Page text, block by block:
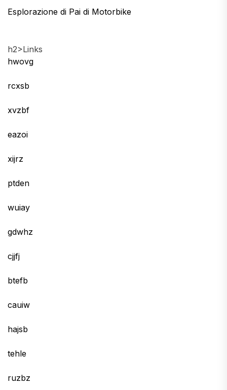
Esplorazione di Pai di Motorbike
h2>Links
hwovg
rcxsb
xvzbf
eazoi
xijrz
ptden
wuiay
gdwhz
cjjfj
btefb
cauiw
hajsb
tehle
ruzbz